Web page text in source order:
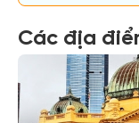
Các địa